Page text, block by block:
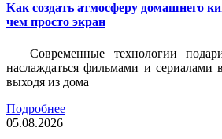
Как создать атмосферу домашнего
чем просто экран
Современные технологии
наслаждаться фильмами и сериалами
выходя из дома
Подробнее
05.08.2026